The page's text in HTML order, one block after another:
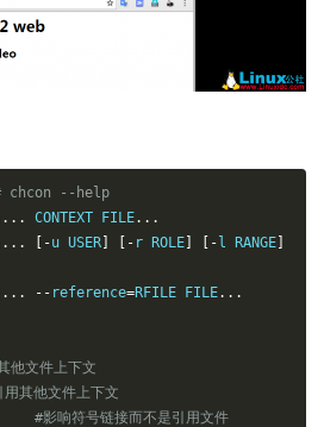
chcon --help
CONTEXT FILE...
[-u USER] [- r ROLE] [-l RANGE]
-- reference=RFILE FILE...
他文件上下文
用其他文件上下文
#影响符号链接而不是引用文件